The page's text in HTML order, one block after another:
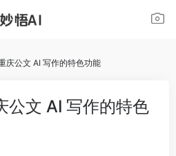
庆公文 AI 写作的特色功能
公文 AI 写作的特色